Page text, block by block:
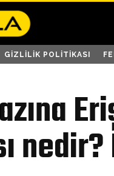
GIZLILIK POLITIKASI
nedir?